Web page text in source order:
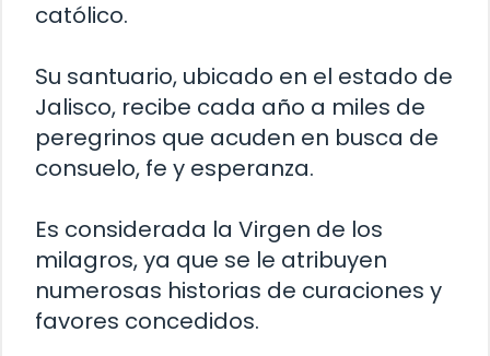
católico.
Su santuario, ubicado en el estado de
Jalisco, recibe cada año a miles de
peregrinos que acuden en busca de
consuelo, fe y esperanza.
Es considerada la Virgen de los
milagros, ya que se le atribuyen
numerosas historias de curaciones y
favores concedidos.